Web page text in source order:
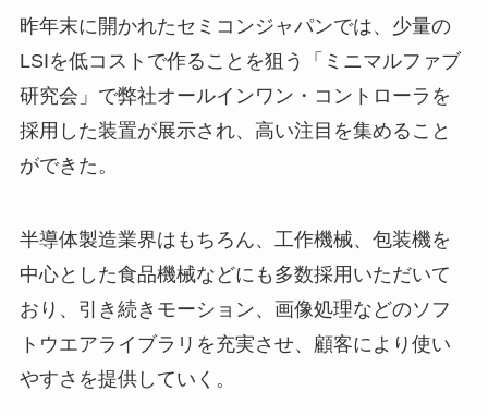
昨年末に開かれたセミコンジャパンでは、少量の
LSIを低コストで作ることを狙う「ミニマルファブ
研究会」で弊社オールインワン・コントローラを
採用した装置が展示され、高い注目を集めること
ができた。
半導体製造業界はもちろん、工作機械、包装機を
中心とした食品機械などにも多数採用いただいて
おり、引き続きモーション、画像処理などのソフ
トウエアライブラリを充実させ、顧客により使い
やすさを提供していく。